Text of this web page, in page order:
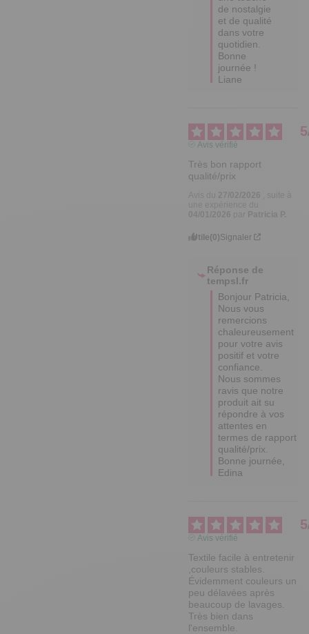
de nostalgie
et de qualité
dans votre
quotidien.
Bonne
journée !
Liane
5
Avis vérifié
Très bon rapport
qualité/prix
27/02/2026
une expérience du
04/01/2026
Patricia P.
Utile(0)Signaler
Réponse de
tempsl.fr
Bonjour Patricia,
Nous vous
remercions
chaleureusement
pour votre avis
positif et votre
confiance.
Nous sommes
ravis que notre
produit ait su
répondre à vos
attentes en
termes de rapport
qualité/prix.
Bonne journée,
Edina
5
Avis vérifié
Textile facile à entretenir
,couleurs stables.
Évidemment couleurs un
peu délavées après
beaucoup de lavages.
Très bien dans
l'ensemble.